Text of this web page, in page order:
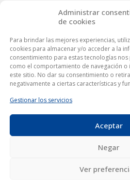
Administrar
de cookies
Para brindar las mejores experiencias,
cookies para almacenar y/o acceder a la
consentimiento para estas tecnologías
como el comportamiento de navegación o
este sitio. No dar su consentimiento o
negativamente a ciertas características y
Gestionar los servicios
Aceptar
Negar
Ver
|Aviso Legal
los derechos
Este sitio web utiliza cookies para
Aceptar